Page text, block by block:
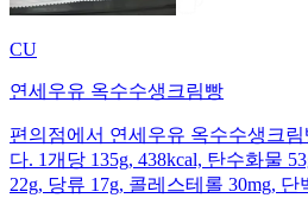
CU
연세우유 옥수수생크림빵
편의점에서 연세우유 옥수수생크
다. 1개당 135g, 438kcal, 탄수화물
22g, 당류 17g, 콜레스테롤 30mg,